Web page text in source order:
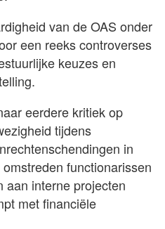
van de OAS onder
een reeks controverses
keuzes en
eerdere kritiek op
tijdens
in
functionarissen
aan interne projecten
met financiële